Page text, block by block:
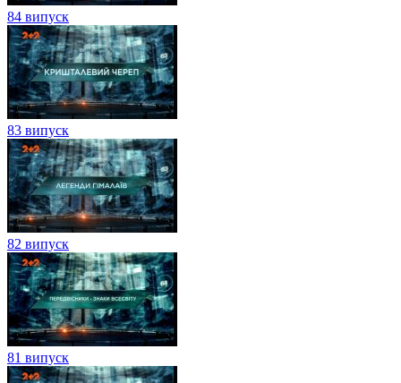
84 випуск
83 випуск
82 випуск
81 випуск